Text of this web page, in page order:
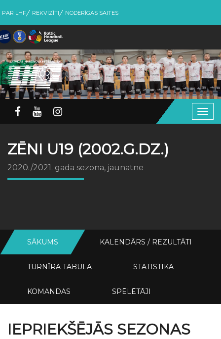
PAR LHF REKVIZĪTI NODERĪGAS SAITES
ZĒNI U19 (2002.G.DZ.)
2020./2021. gada sezona, jaunatne
SĀKUMS KALENDĀRS / REZULTĀTI
TURNĪRA TABULA STATISTIKA
KOMANDAS SPĒLĒTĀJI
IEPRIEKŠĒJĀS SEZONAS